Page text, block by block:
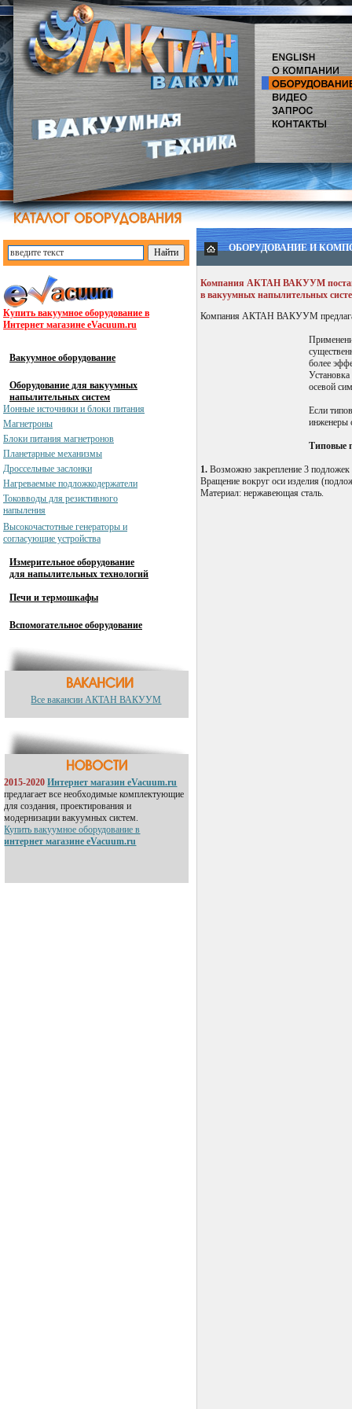
Купить вакуумное оборудование в
Интернет магазине eVacuum.ru
Вакуумное оборудование
Оборудование для вакуумных
напылительных систем
Ионные источники и блоки питания
Магнетроны
Блоки питания магнетронов
Планетарные механизмы
Дроссельные заслонки
Нагреваемые подложкодержатели
Токовводы для резистивного
напыления
Высокочастотные генераторы и
согласующие устройства
Измерительное оборудование
для напылительных технологий
Печи и термошкафы
Вспомогательное оборудование
Все вакансии АКТАН ВАКУУМ
2015-2020 Интернет магазин eVacuum.ru
предлагает все необходимые комплектующие
для создания, проектирования и
модернизации вакуумных систем.
Купить вакуумное оборудование в
интернет магазине eVacuum.ru
ОБОРУДОВАНИЕ И
Компания АКТАН ВАКУУМ
в вакуумных напылительных
Компания АКТАН ВАКУУМ
более
осевой
Если
инженеры
Типовые
1. Возможно закрепление 3
Вращение вокруг оси изделия
Материал: нержавеющая сталь.